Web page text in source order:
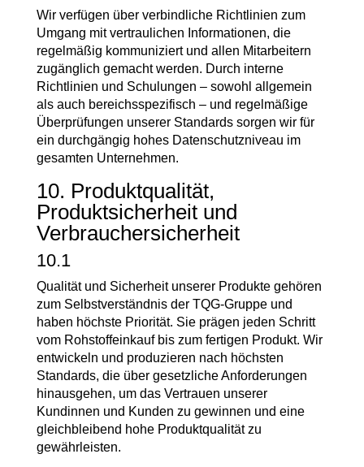
Wir verfügen über verbindliche Richtlinien zum
Umgang mit vertraulichen Informationen, die
regelmäßig kommuniziert und allen Mitarbeitern
zugänglich gemacht werden. Durch interne
Richtlinien und Schulungen – sowohl allgemein
als auch bereichsspezifisch – und regelmäßige
Überprüfungen unserer Standards sorgen wir für
ein durchgängig hohes Datenschutzniveau im
gesamten Unternehmen.
10. Produktqualität,
Produktsicherheit und
Verbrauchersicherheit
10.1
Qualität und Sicherheit unserer Produkte gehören
zum Selbstverständnis der TQG-Gruppe und
haben höchste Priorität. Sie prägen jeden Schritt
vom Rohstoffeinkauf bis zum fertigen Produkt. Wir
entwickeln und produzieren nach höchsten
Standards, die über gesetzliche Anforderungen
hinausgehen, um das Vertrauen unserer
Kundinnen und Kunden zu gewinnen und eine
gleichbleibend hohe Produktqualität zu
gewährleisten.